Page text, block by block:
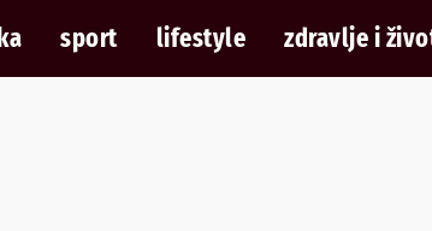
sport lifestyle zdravlje i